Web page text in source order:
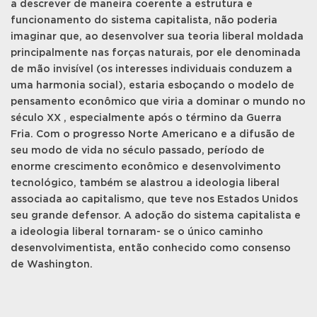
a descrever de maneira coerente a estrutura e
funcionamento do sistema capitalista, não poderia
imaginar que, ao desenvolver sua teoria liberal moldada
principalmente nas forças naturais, por ele denominada
de mão invisível (os interesses individuais conduzem a
uma harmonia social), estaria esboçando o modelo de
pensamento econômico que viria a dominar o mundo no
século XX , especialmente após o término da Guerra
Fria. Com o progresso Norte Americano e a difusão de
seu modo de vida no século passado, período de
enorme crescimento econômico e desenvolvimento
tecnológico, também se alastrou a ideologia liberal
associada ao capitalismo, que teve nos Estados Unidos
seu grande defensor. A adoção do sistema capitalista e
a ideologia liberal tornaram- se o único caminho
desenvolvimentista, então conhecido como consenso
de Washington.